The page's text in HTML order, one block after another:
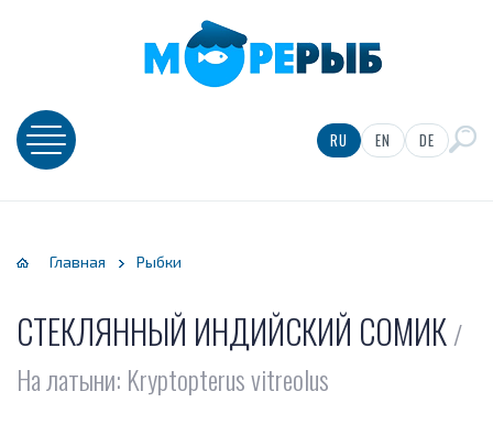
RU EN DE
Главная Рыбки
СТЕКЛЯННЫЙ ИНДИЙСКИЙ СОМИК/
На латыни: Kryptopterus vitreolus